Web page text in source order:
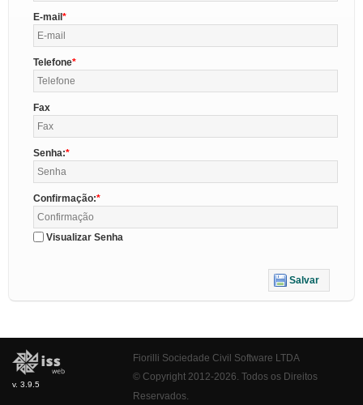
E-mail
Telefone
Fax
Senha:
Confirmação:
Visualizar Senha
Salvar
v. 3.9.5
Fiorilli Sociedade Civil Software LTDA
© Copyright 2012-2026. Todos os Direitos
Reservados.